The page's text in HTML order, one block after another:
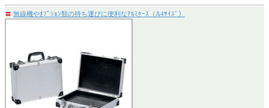
〓 無線機やｵﾌﾟｼｮﾝ類の持ち運びに便利なｱﾙﾐｹｰｽ（A4ｻｲｽﾞ）